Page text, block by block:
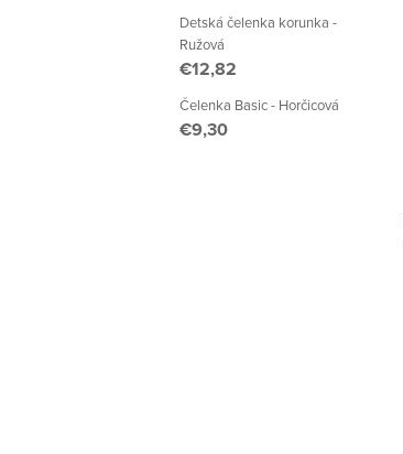
Detská čelenka korunka -
Ružová
€12,82
Čelenka Basic - Horčicová
€9,30